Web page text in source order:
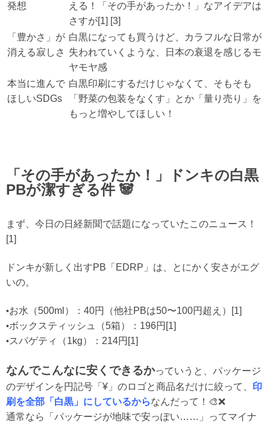
発想
える！「その手があったか！」なアイデアは
さすが[1] [3]
「豊かさ」が
消える寂しさ
白黒になっても買うけど、カラフルな日常が
失われていくような、日本の衰退を感じるモ
ヤモヤ感
本当に進んで
ほしいSDGs
白黒印刷にするだけじゃなくて、そもそも
「野菜の包装をなくす」とか「量り売り」を
もっと増やしてほしい！
「その手があったか！」ドンキの白黒
PBが潔すぎる件 🐼
まず、今日の日経新聞で話題になっていたこのニュース！
[1]
ドンキが新しく出すPB「EDRP」は、とにかく安さがエグ
いの。
•お水（500ml） ： 40円 （他社PBは50〜100円超え）[1]
•ボックスティッシュ（5箱） ： 196円 [1]
•スパゲティ（1kg） ： 214円 [1]
なんでこんなに安くできるかっていうと、パッケージ
のデザインを円記号「¥」のロゴと商品名だけに絞って、 印
刷を全部「白黒」にしているからなんだって！🎨❌
通常なら「パッケージが地味で安っぽい……」ってマイナ